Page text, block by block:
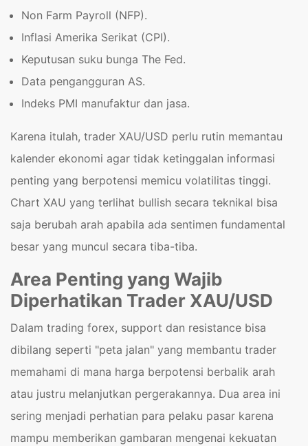
Non Farm Payroll (NFP).
Inflasi Amerika Serikat (CPI).
Keputusan suku bunga The Fed.
Data pengangguran AS.
Indeks PMI manufaktur dan jasa.
Karena itulah, trader XAU/USD perlu rutin memantau
kalender ekonomi agar tidak ketinggalan informasi
penting yang berpotensi memicu volatilitas tinggi.
Chart XAU yang terlihat bullish secara teknikal bisa
saja berubah arah apabila ada sentimen fundamental
besar yang muncul secara tiba-tiba.
Area Penting yang Wajib
Diperhatikan Trader XAU/USD
Dalam trading forex, support dan resistance bisa
dibilang seperti "peta jalan" yang membantu trader
memahami di mana harga berpotensi berbalik arah
atau justru melanjutkan pergerakannya. Dua area ini
sering menjadi perhatian para pelaku pasar karena
mampu memberikan gambaran mengenai kekuatan